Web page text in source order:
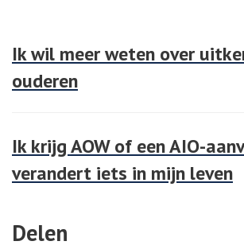
Ik wil meer weten over
ouderen
Ik krijg AOW of een AIO-
verandert iets in mijn leven
Delen